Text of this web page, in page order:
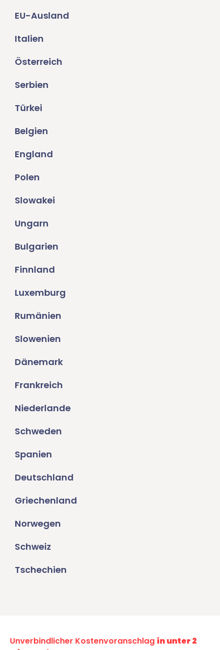
EU-Ausland
Italien
Österreich
Serbien
Türkei
Belgien
England
Polen
Slowakei
Ungarn
Bulgarien
Finnland
Luxemburg
Rumänien
Slowenien
Dänemark
Frankreich
Niederlande
Schweden
Spanien
Deutschland
Griechenland
Norwegen
Schweiz
Tschechien
Unverbindlicher Kostenvoranschlag in unter 2